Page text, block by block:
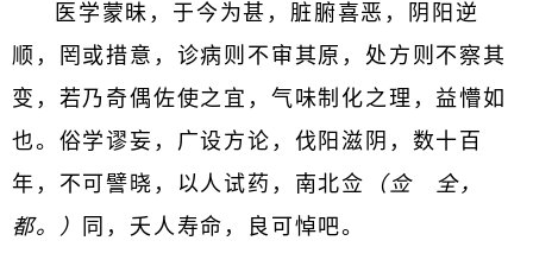
医学蒙昧，于今为甚，脏腑喜恶，阴阳逆
顺，罔或措意，诊病则不审其原，处方则不察其
变，若乃奇偶佐使之宜，气味制化之理，益懵如
也。俗学谬妄，广设方论，伐阳滋阴，数十百
年，不可譬晓，以人试药，南北佥 （佥 全，
都。）
同，夭人寿命，良可悼吧。